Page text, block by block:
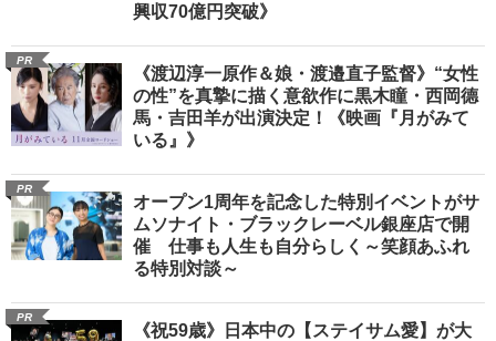
興収70億円突破》
PR
《渡辺淳一原作＆娘・渡邉直子監督》“女性
の性”を真摯に描く意欲作に黒木瞳・西岡德
馬・吉田羊が出演決定！《映画『月がみて
いる』》
PR
オープン1周年を記念した特別イベントがサ
ムソナイト・ブラックレーベル銀座店で開
催 仕事も人生も自分らしく～笑顔あふれ
る特別対談～
PR
《祝59歳》日本中の【ステイサム愛】が大